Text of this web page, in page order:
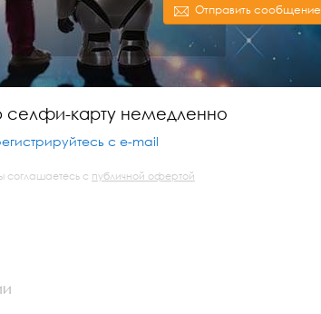
Отправить сообщение
селфи-карту немедленно
с e-mail
соглашаетесь с публичной офертой